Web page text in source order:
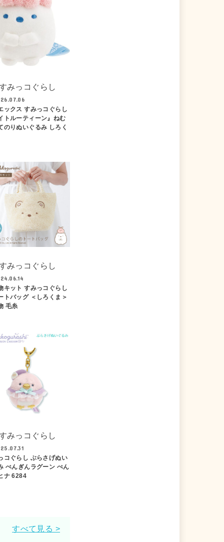
みっコぐらし
ックス すみっコぐらし
トルーティーン』ねむ
のりぬいぐるみ しろく
みっコぐらし
キット すみっコぐらし
トバッグ ＜しろくま＞
毛糸
みっコぐらし
コぐらし ぶらさげぬい
ぺんぎんラグーン ぺん
ナ 6284
すべて見る >